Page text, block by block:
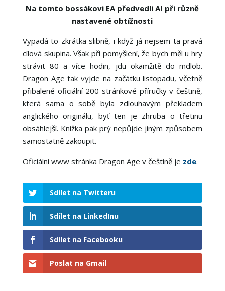
Na tomto bossákovi EA předvedli AI při různě
nastavené obtížnosti
Vypadá to zkrátka slibně, i když já nejsem ta pravá
cílová skupina. Však při pomyšlení, že bych měl u hry
strávit 80 a více hodin, jdu okamžitě do mdlob.
Dragon Age tak vyjde na začátku listopadu, včetně
přibalené oficiální 200 stránkové příručky v češtině,
která sama o sobě byla zdlouhavým překladem
anglického originálu, byť ten je zhruba o třetinu
obsáhlejší. Knížka pak prý nepůjde jiným způsobem
samostatně zakoupit.
Oficiální www stránka Dragon Age v češtině je zde.
Sdílet na Twitteru
Sdílet na LinkedInu
Sdílet na Facebooku
Poslat na Gmail